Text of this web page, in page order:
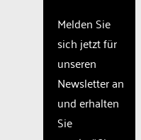
owner
needs
to
setup
the
site
with
Melden Sie
sich jetzt für
unseren
Newsletter an
und erhalten
Sie